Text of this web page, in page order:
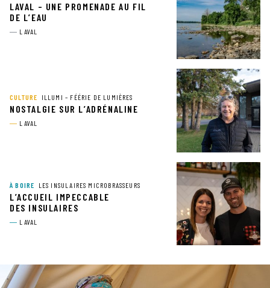
LAVAL – UNE PROMENADE AU FIL
DE L’EAU
LAVAL
CULTURE ILLUMI – FÉÉRIE DE LUMIÈRES
NOSTALGIE SUR L’ADRÉNALINE
LAVAL
À BOIRE LES INSULAIRES MICROBRASSEURS
L’ACCUEIL IMPECCABLE
DES INSULAIRES
LAVAL